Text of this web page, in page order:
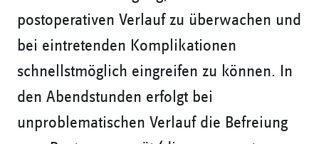
postoperativen Verlauf zu überwachen und
bei eintretenden Komplikationen
schnellstmöglich eingreifen zu können. In
den Abendstunden erfolgt bei
unproblematischen Verlauf die Befreiung